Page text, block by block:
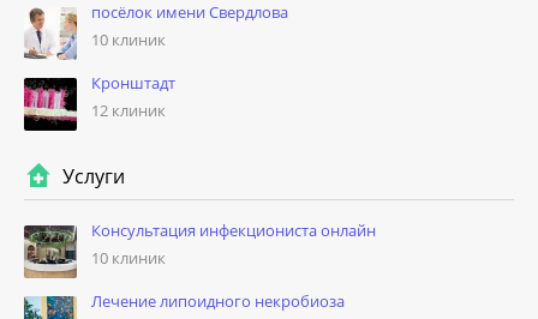
посёлок имени Свердлова
10 клиник
Кронштадт
12 клиник
Услуги
Консультация инфекциониста онлайн
10 клиник
Лечение липоидного некробиоза